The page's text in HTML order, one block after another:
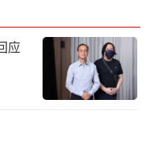
应